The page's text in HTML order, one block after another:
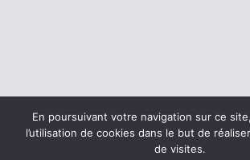
© 2026 Office Central de la
Mentions légales
Politique de
L’histoire de I’OCCE
En poursuivant votre navigation sur ce
l’utilisation de cookies dans le but de
de visites.